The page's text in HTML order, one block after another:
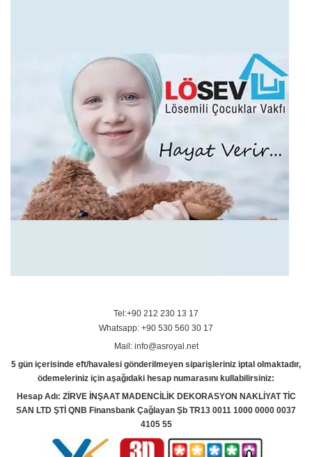
Tel:+90 212 230 13 17
Whatsapp: +90 530 560 30 17
Mail: info@asroyal.net
5 gün içerisinde eft/havalesi gönderilmeyen siparişleriniz iptal olmaktadır,
ödemeleriniz için aşağıdaki hesap numarasını kullabilirsiniz:
Hesap Adı: ZİRVE İNŞAAT MADENCİLİK DEKORASYON NAKLİYAT TİC
SAN LTD ŞTİ QNB Finansbank Çağlayan Şb TR13 0011 1000 0000 0037
4105 55